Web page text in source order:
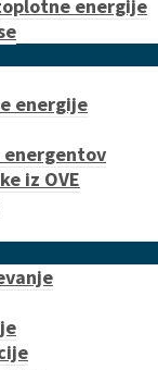
energije
energije
energentov
iz OVE